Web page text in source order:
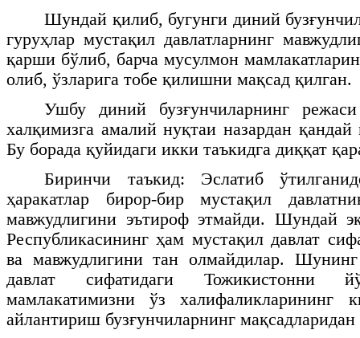
Шундай қилиб, бугунги диний
гуруҳлар мустақил давлатларнинг
қарши бўлиб, барча мусулмон
олиб, ўзларига тобе қилишни мақсад қилган.
Ушбу диний бузғунчиларнинг
халқимизга амалий нуқтаи назардан қандай
Бу борада қуйидаги икки таъкидга диққат
Биринчи таъкид: Эслатиб
ҳаракатлар бирор-бир мустақил
мавжудлигини эътироф этмайди. Шундай
Республикасининг ҳам мустақил давлат
ва мавжудлигини тан олмайдилар.
давлат сифатидаги
мамлакатимизни ўз халифаликларининг
айлантириш бузғунчиларнинг